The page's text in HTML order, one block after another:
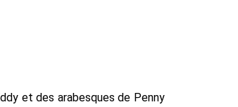
et des arabesques de Penny